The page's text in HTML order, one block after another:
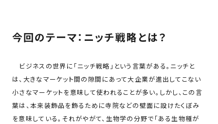
今回のテーマ：ニッチ戦略とは？
ビジネスの世界に「ニッチ戦略」という言葉がある。ニッチと
は、大きなマーケット間の隙間にあって大企業が進出してこない
小さなマーケットを意味して使われることが多い。しかし、この言
葉は、本来装飾品を飾るために寺院などの壁面に設けたくぼみ
を意味している。それがやがて、生物学の分野で「ある生物種が